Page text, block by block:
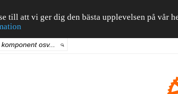
till att vi ger dig den bästa upplevelsen på vår